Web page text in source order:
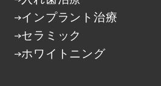
インプラント治療
セラミック
ホワイトニング